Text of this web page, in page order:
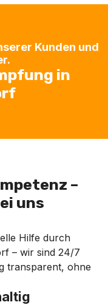
Kunden und
in
–
uns
Hilfe durch
– wir sind 24/7
transparent, ohne